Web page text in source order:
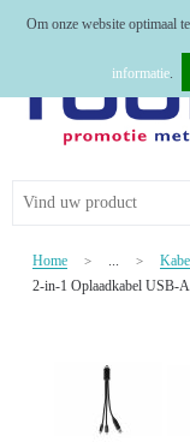
Relatiegeschenken
Werkkleding
Kerstpakketten
Home > ... >
2-in-1 Oplaadkabel USB-
Om onze website optimaal
informatie.